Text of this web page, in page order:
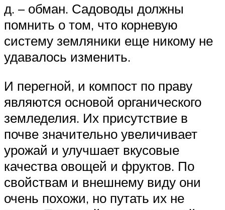
д. – обман. Садоводы должны
помнить о том, что корневую
систему земляники еще никому не
удавалось изменить.
И перегной, и компост по праву
являются основой органического
земледелия. Их присутствие в
почве значительно увеличивает
урожай и улучшает вкусовые
качества овощей и фруктов. По
свойствам и внешнему виду они
очень похожи, но путать их не